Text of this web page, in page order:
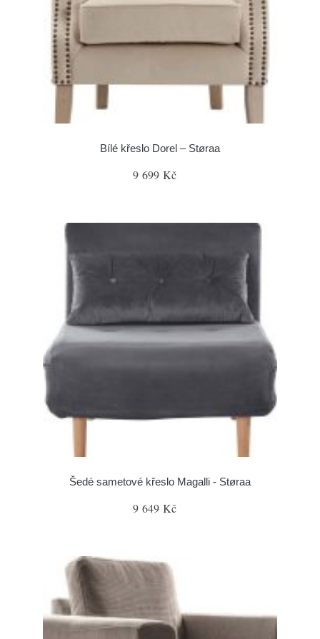
Bílé křeslo Dorel – Støraa
9 699 Kč
Šedé sametové křeslo Magalli - Støraa
9 649 Kč